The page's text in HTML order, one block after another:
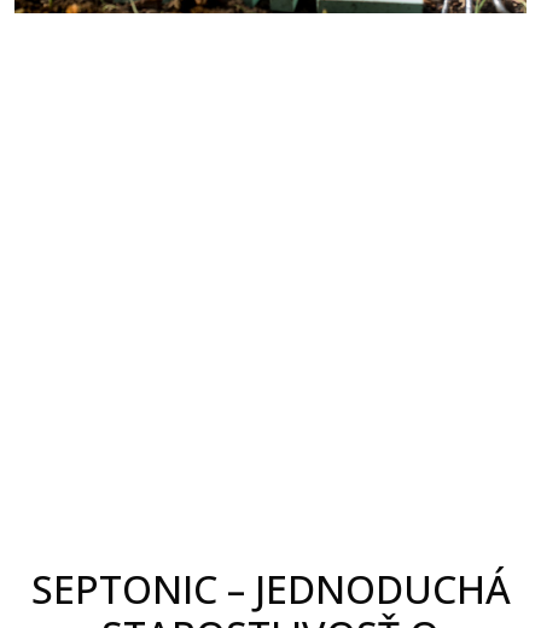
SEPTONIC – JEDNODUCHÁ